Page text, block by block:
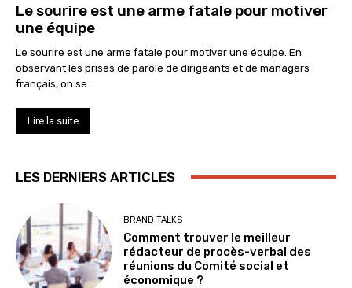
Le sourire est une arme fatale pour motiver
une équipe
Le sourire est une arme fatale pour motiver une équipe. En
observant les prises de parole de dirigeants et de managers
français, on se...
Lire la suite
LES DERNIERS ARTICLES
BRAND TALKS
Comment trouver le meilleur
rédacteur de procès-verbal des
réunions du Comité social et
économique ?